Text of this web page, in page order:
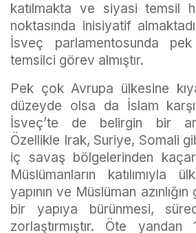
katılmakta ve siyasi temsil
noktasında inisiyatif
İsveç parlamentosunda
temsilci görev almıştır.
Pek çok Avrupa ülkesine
düzeyde olsa da İslam
İsveç’te de belirgin bir
Özellikle Irak, Suriye, Somali
iç savaş bölgelerinden
Müslümanların katılımıyla
yapının ve Müslüman
bir yapıya bürünmesi,
zorlaştırmıştır. Öte yandan